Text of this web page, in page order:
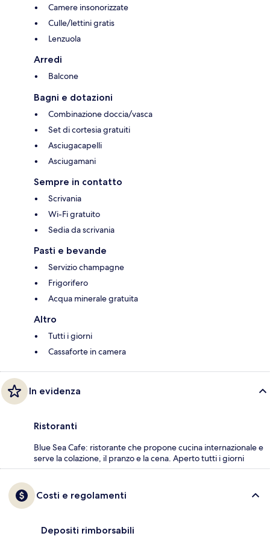
Camere insonorizzate
Culle/lettini gratis
Lenzuola
Arredi
Balcone
Bagni e dotazioni
Combinazione doccia/vasca
Set di cortesia gratuiti
Asciugacapelli
Asciugamani
Sempre in contatto
Scrivania
Wi-Fi gratuito
Sedia da scrivania
Pasti e bevande
Servizio champagne
Frigorifero
Acqua minerale gratuita
Altro
Tutti i giorni
Cassaforte in camera
In evidenza
Ristoranti
Blue Sea Cafe: ristorante che propone cucina internazionale e
serve la colazione, il pranzo e la cena. Aperto tutti i giorni
Costi e regolamenti
Depositi rimborsabili